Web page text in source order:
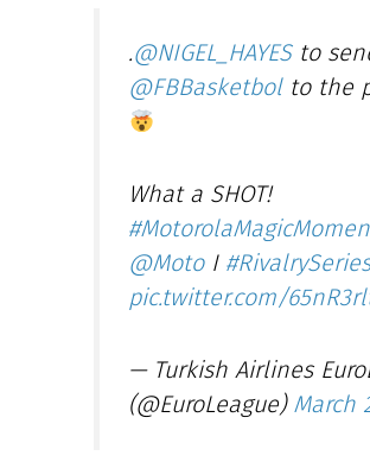
.@NIGEL_HAYESto
@FBBasketbolto the
What a SHOT!
@MotoI
pic.twitter.com/
— Turkish Airlines
(@EuroLeague) March